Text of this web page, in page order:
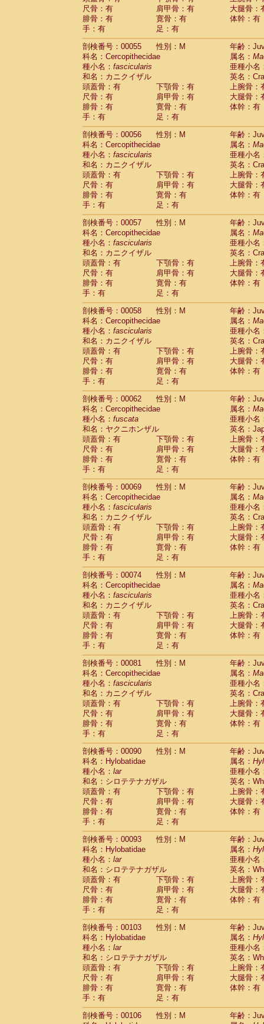
CercopithecidaeMacaca fascicularis
CercopithecidaeMacaca fuscaca
CercopithecidaeMacaca fuscata
CercopithecidaeMacaca fuscata
CercopithecidaeMacaca maura(1)
Cercopithecidae Macaca mulatta(45)
Cercopithecidae Macaca nemestrina(3)
Cercopithecidae Macaca nigra(1)
CercopithecidaeMacaca radiata(7)
CercopithecidaeMacaca silenus(0)
CercopithecidaeMacaca sinica (0)
CercopithecidaeMacaca sylvanus
CercopithecidaeMacaca thibetana (0)
Cercopithecidae Macaca tonkeana (0)
Cercopithecidae hybrid(1)
Cercopithecidae (0)
CercopithecidaeAllenopithecus
CercopithecidaeCercopithecus
CercopithecidaeCercopithecus
CercopithecidaeCercopithecus
CercopithecidaeCercopithecus diana
CercopithecidaeCercopithecus
Cercopithecidae
Cercopithecus
Cercopithecidae
Cercopithecus mitis
CercopithecidaeCercopithecus mitis
CercopithecidaeCercopithecus mitis
CercopithecidaeCercopithecus mona
CercopithecidaeCercopithecus
CercopithecidaeCercopithecus
CercopithecidaeCercopithecus
Cercopithecidae
Cercopithecusspp.(0)
Cercopithecidae
Chlorocebus
CercopithecidaeChlorocebus
CercopithecidaeErythrocebus patas
CercopithecidaeMiopithecus talapoin
CercopithecidaeCercopithecinae spp.
CercopithecidaeColobus angolensis
CercopithecidaeColobus guereza (0)
Cercopithecidae Colobus polykomos
Cercopithecidae Piliocolobus badius
Cercopithecidae Kasi senex vetulus(0)
CercopithecidaeKasi senex
CercopithecidaeNasalis larvatus(0)
CercopithecidaePresbytes
CercopithecidaePygathrix nemaeus
CercopithecidaeSemnopithecus
Cercopithecidae
Trachypithecus
Cercopithecidae
Trachypithecus
Cercopithecidae
Trachypithecus
CercopithecidaeTrachypithecus
CercopithecidaeColobinae spp.(0)
CercopithecidaePresbytesinaespp.(0)
CercopithecidaeCercopithecidae
HylobatidaeHoolock hoolock(0)
HylobatidaeHylobates agilis
HylobatidaeHylobates klossii (0)
Hylobatidae
HylobatidaeHylobates moloch(0)
Hylobatidae Hylobates muelleri(0)
HylobatidaeHylobates pileatus(2)
Hylobatidae Hylobates
HylobatidaeHylobateshybrid(0)
HylobatidaeNomascus concolor(0)
HylobatidaeSymphalangus
Hominidae
(0)
Hominidae
Hominidae Gorilla gorilla beringei(0)
Hominidae Gorilla gorilla gorilla(0)
Primates misc.(0)
Scandentia Dendrogale melanura
Scandentia Ptilocercus lowii
Scandentia
Scandentia
ScandentiaTupaia minor
尺骨：有
肩甲骨：有
大腿骨：
腓骨：有
寛骨：有
体幹：有
手：有
足：有
剖検番号：00055
性別：M
年齢：
科名：Cercopithecidae
属名：
種小名： fascicularis
亜種小名
和名：カニクイザル
英名：
頭蓋骨：有
下顎骨：有
上腕骨：
尺骨：有
肩甲骨：有
大腿骨：
腓骨：有
寛骨：有
体幹：有
手：有
足：有
剖検番号：00056
性別：M
年齢：
科名：Cercopithecidae
属名：
種小名： fascicularis
亜種小名
和名：カニクイザル
英名：
頭蓋骨：有
下顎骨：有
上腕骨：
尺骨：有
肩甲骨：有
大腿骨：
腓骨：有
寛骨：有
体幹：有
手：有
足：有
剖検番号：00057
性別：M
年齢：
科名：Cercopithecidae
属名：
種小名： fascicularis
亜種小名
和名：カニクイザル
英名：
頭蓋骨：有
下顎骨：有
上腕骨：
尺骨：有
肩甲骨：有
大腿骨：
腓骨：有
寛骨：有
体幹：有
手：有
足：有
剖検番号：00058
性別：M
年齢：
科名：Cercopithecidae
属名：
種小名： fascicularis
亜種小名
和名：カニクイザル
英名：
頭蓋骨：有
下顎骨：有
上腕骨：
尺骨：有
肩甲骨：有
大腿骨：
腓骨：有
寛骨：有
体幹：有
手：有
足：有
剖検番号：00062
性別：M
年齢：
科名：Cercopithecidae
属名：
種小名： fuscata
亜種小名
和名：ヤクニホンザル
英名：
頭蓋骨：有
下顎骨：有
上腕骨：
尺骨：有
肩甲骨：有
大腿骨：
腓骨：有
寛骨：有
体幹：有
手：有
足：有
剖検番号：00069
性別：M
年齢：
科名：Cercopithecidae
属名：
種小名： fascicularis
亜種小名
和名：カニクイザル
英名：
頭蓋骨：有
下顎骨：有
上腕骨：
尺骨：有
肩甲骨：有
大腿骨：
腓骨：有
寛骨：有
体幹：有
手：有
足：有
剖検番号：00074
性別：M
年齢：
科名：Cercopithecidae
属名：
種小名： fascicularis
亜種小名
和名：カニクイザル
英名：
頭蓋骨：有
下顎骨：有
上腕骨：
尺骨：有
肩甲骨：有
大腿骨：
腓骨：有
寛骨：有
体幹：有
手：有
足：有
剖検番号：00081
性別：M
年齢：
科名：Cercopithecidae
属名：
種小名： fascicularis
亜種小名
和名：カニクイザル
英名：
頭蓋骨：有
下顎骨：有
上腕骨：
尺骨：有
肩甲骨：有
大腿骨：
腓骨：有
寛骨：有
体幹：有
手：有
足：有
剖検番号：00090
性別：M
年齢：
科名：Hylobatidae
属名：
種小名： lar
亜種小名
和名：シロテテナガザル
英名：
頭蓋骨：有
下顎骨：有
上腕骨：
尺骨：有
肩甲骨：有
大腿骨：
腓骨：有
寛骨：有
体幹：有
手：有
足：有
剖検番号：00093
性別：M
年齢：
科名：Hylobatidae
属名：
種小名： lar
亜種小名
和名：シロテテナガザル
英名：
頭蓋骨：有
下顎骨：有
上腕骨：
尺骨：有
肩甲骨：有
大腿骨：
腓骨：有
寛骨：有
体幹：有
手：有
足：有
剖検番号：00103
性別：M
年齢：
科名：Hylobatidae
属名：
種小名： lar
亜種小名
和名：シロテテナガザル
英名：
頭蓋骨：有
下顎骨：有
上腕骨：
尺骨：有
肩甲骨：有
大腿骨：
腓骨：有
寛骨：有
体幹：有
手：有
足：有
剖検番号：00106
性別：M
年齢：